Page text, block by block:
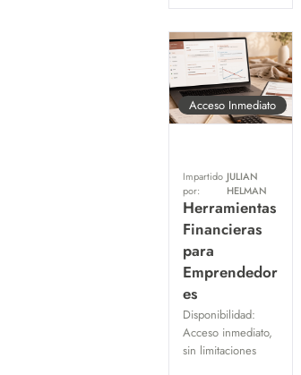
Acceso Inmediato
Impartido
por:
JULIAN
HELMAN
Herramientas
Financieras
para
Emprendedor
es
Disponibilidad:
Acceso inmediato,
sin limitaciones